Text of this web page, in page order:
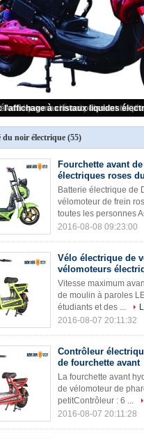
du noir électrique (55)
Fourchette avant
électriques roses
Batterie électrique de
vélomoteur de frein
toutes les personnes
2016-08-08 09:23:00
Vélo électrique de
vélomoteurs
Vitesse maximum
de moulin à paroles
étudiants et des ...
2016-08-07 20:11:32
Contrôleur
de fourchette avant
La fourchette avant
de vélomoteur de
petitContrôleur : 6 ...
2016-08-07 20:11:28